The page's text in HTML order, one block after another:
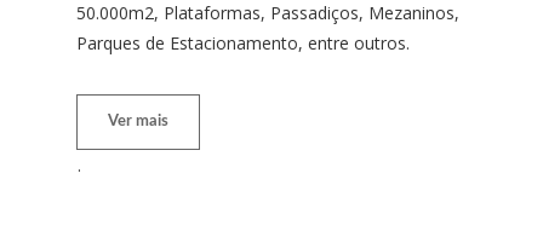
50.000m2, Plataformas, Passadiços, Mezaninos,
Parques de Estacionamento, entre outros.
Ver mais